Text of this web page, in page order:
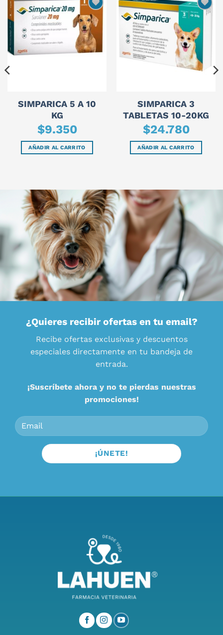
SIMPARICA 5 A 10
KG
$9.350
AÑADIR AL CARRITO
SIMPARICA 3
TABLETAS 10-20KG
$24.780
AÑADIR AL CARRITO
¿Quieres recibir ofertas en tu email?
Recibe ofertas exclusivas y descuentos
especiales directamente en tu bandeja de
entrada.
¡Suscríbete ahora y no te pierdas nuestras
promociones!